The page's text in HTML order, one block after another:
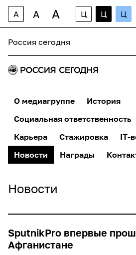
A A A Ц Ц Ц
Россия сегодня
О медиагруппе
История
Социальная ответственность
Карьера
Стажировка
IT-
Новости
Награды
Новости
SputnikPro впервые
Афганистане